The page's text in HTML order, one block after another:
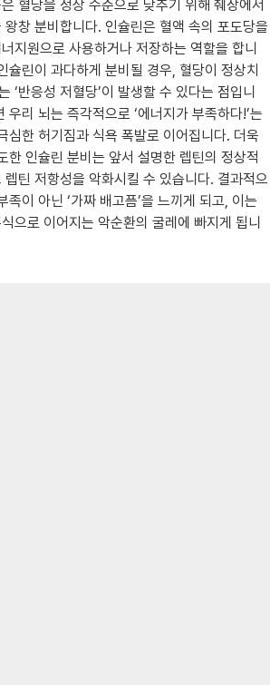
혈당을 정상 수준으로 낮추기 위해 췌장에서
왕창 분비합니다. 인슐린은 혈액 속의 포도당을
지원으로 사용하거나 저장하는 역할을 합니
슐린이 과다하게 분비될 경우, 혈당이 정상치
‘반응성 저혈당’이 발생할 수 있다는 점입니
우리 뇌는 즉각적으로 ‘에너지가 부족하다!’는
심한 허기짐과 식욕 폭발로 이어집니다. 더욱
한 인슐린 분비는 앞서 설명한 렙틴의 정상적
틴 저항성을 악화시킬 수 있습니다. 결과적으
족이 아닌 ‘가짜 배고픔’을 느끼게 되고, 이는
으로 이어지는 악순환의 굴레에 빠지게 됩니